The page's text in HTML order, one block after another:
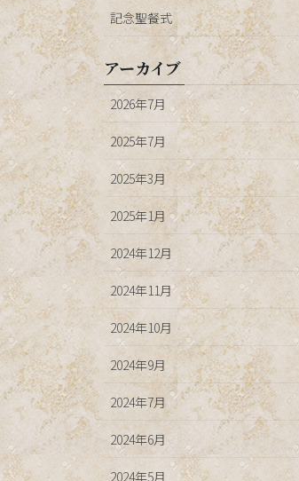
記念聖餐式
アーカイブ
2026年7月
2025年7月
2025年3月
2025年1月
2024年12月
2024年11月
2024年10月
2024年9月
2024年7月
2024年6月
2024年5月